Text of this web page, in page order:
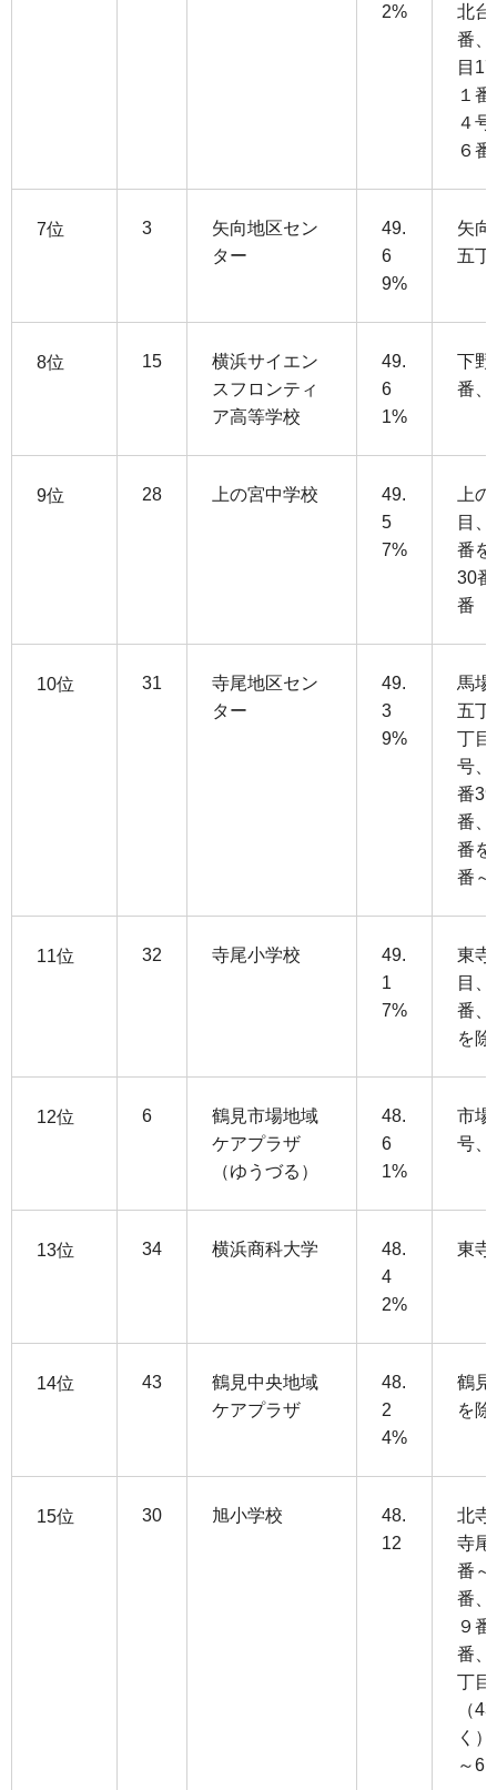
2%
北台
番、
目
１
４
６
7位 3
矢向地区セン
ター
49.
6
9%
矢
五丁
8位 15
横浜サイエン
スフロンティ
ア高等学校
49.
6
1%
下野
番、
9位 28 上の宮中学校
49.
5
7%
上
目
番を
30
番
10位 31
寺尾地区セン
ター
49.
3
9%
馬
五
丁目
号、
番
番、
番を
番～
11位 32 寺尾小学校
49.
1
7%
東寺
目
番、
を
12位 6
鶴見市場地域
ケアプラザ
（ゆうづる）
48.
6
1%
市場
号、
13位 34 横浜商科大学
48.
4
2%
東寺
14位 43
鶴見中央地域
ケアプラザ
48.
2
4%
鶴見
を
15位 30 旭小学校
48.
12
北寺
寺尾
番～
番、
９
番、
丁目
（
く
～